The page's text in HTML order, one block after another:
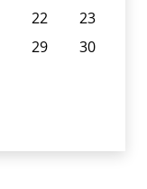
22
23
29
30